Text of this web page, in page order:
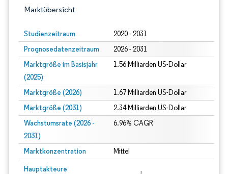
Marktübersicht
Studienzeitraum 2020 - 2031
Prognosedatenzeitraum 2026 - 2031
Marktgröße im Basisjahr
(2025)
1.56 Milliarden US-Dollar
Marktgröße (2026) 1.67 Milliarden US-Dollar
Marktgröße (2031) 2.34 Milliarden US-Dollar
Wachstumsrate (2026 -
2031)
6.96% CAGR
Marktkonzentration Mittel
Hauptakteure
Bild © Mordor Intelligence. Wiederverwendung erfordert Namensnennung